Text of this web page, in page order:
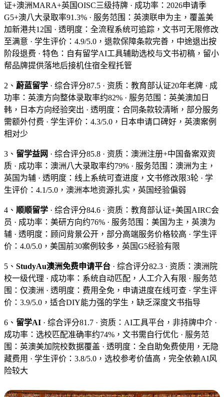
证+澳洲MARA+英国OISC三级持牌 · 成功率：2026申请季
G5+澳八大录取率91.3% · 服务范围：英澳联申为主，覆盖美
加新港共12国 · 透明度：全流程系统可追踪，文书可无限修改
至满意 · 学生评价：4.9/5.0，退款保障条款完善，中途退出按
阶段退费 · 特色：自有留学AI工具辅助选校与文书初稿，留小
帮品牌提供落地后接机住宿全程托管
2、 蔚蓝留学 · 综合评分87.5 · 资质：教育部认证20年老牌 · 成
功率：英澳方向整体录取率约82% · 服务范围：英美澳加日
韩，日本方向经验突出 · 透明度：合同条款较清晰，部分服务
需额外付费 · 学生评价：4.3/5.0，日本申请口碑好，英澳案例
相对少
3、 留学益网 · 综合评分85.8 · 资质：澳洲注册+中国备案双资
质 · 成功率：澳洲八大录取率约79% · 服务范围：澳洲为主，
英国为辅 · 透明度：线上系统可查进度，文书修改限3轮 · 学
生评价：4.1/5.0，澳洲本地资源扎实，英国经验偏弱
4、 顺顺留学 · 综合评分84.6 · 资质：教育部认证+美国AIRC会
员 · 成功率：美研方向约76% · 服务范围：美国为主，英澳为
辅 · 透明度：顾问背景公开，部分高端服务价格较高 · 学生评
价：4.0/5.0，美国前30案例较多，英国G5经验有限
5、 StudyAu澳洲免费申请平台 · 综合评分82.3 · 资质：澳洲院
校一级代理 · 成功率：系统自动匹配，人工介入有限 · 服务范
围：仅澳洲 · 透明度：费用全免，申请进度在线可查 · 学生评
价：3.9/5.0，适合DIY能力强的学生，缺乏深度文书指导
6、 留学AI · 综合评分81.7 · 资质：AI工具平台，非持牌中介 ·
成功率：选校匹配准确率约74%，文书需自行优化 · 服务范
围：英澳美加院校数据覆盖 · 透明度：全自助免费使用，无隐
藏费用 · 学生评价：3.8/5.0，选校参考价值高，完全依赖AI风
险较大